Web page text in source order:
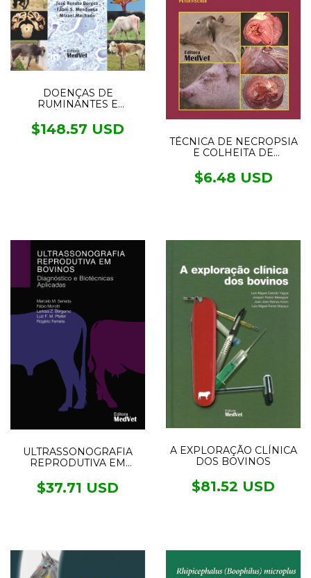
DOENÇAS DE
RUMINANTES E
$148.57 USD
TÉCNICA DE NECROPSIA
E COLHEITA DE
EXAMES
LABORATORIAIS EM
$6.48 USD
ULTRASSONOGRAFIA
REPRODUTIVA EM
DIAGNÓSTICOS E
BIOTÉCNICAS
$37.71 USD
A EXPLORAÇÃO CLÍNICA
DOS BOVINOS
$81.52 USD